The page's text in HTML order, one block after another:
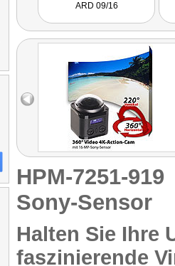
ARD 09/16
HPM-7251-
Sony-Sensor
Halten Sie Ihre
faszinierende